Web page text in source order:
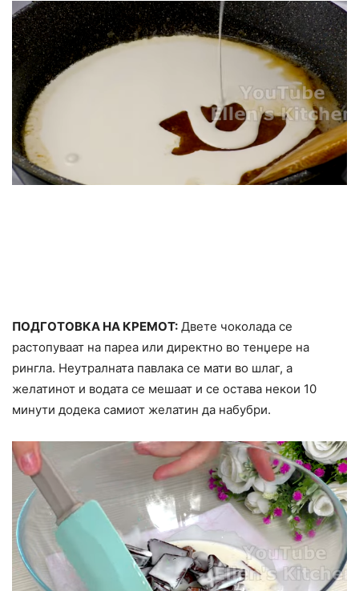
ПОДГОТОВКА НА КРЕМОТ: Двете чоколада се
растопуваат на пареа или директно во тенџере на
рингла. Неутралната павлака се мати во шлаг, а
желатинот и водата се мешаат и се остава некои 10
минути додека самиот желатин да набубри.